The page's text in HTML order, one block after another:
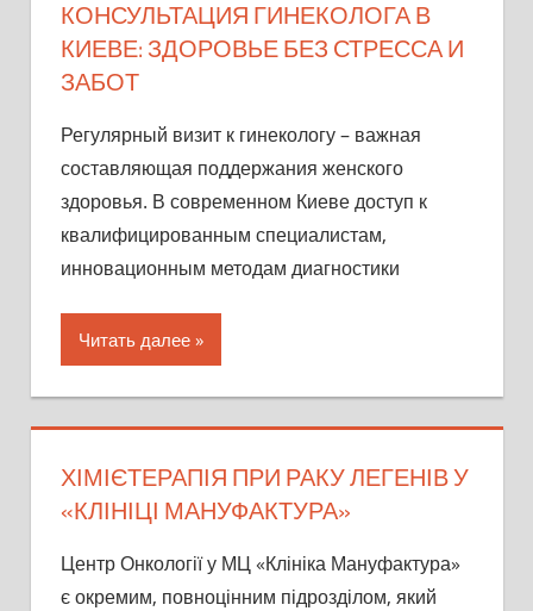
КОНСУЛЬТАЦИЯ ГИНЕКОЛОГА В
КИЕВЕ: ЗДОРОВЬЕ БЕЗ СТРЕССА И
ЗАБОТ
Регулярный визит к гинекологу – важная
составляющая поддержания женского
здоровья. В современном Киеве доступ к
квалифицированным специалистам,
инновационным методам диагностики
Читать далее
ХІМІЄТЕРАПІЯ ПРИ РАКУ ЛЕГЕНІВ У
«КЛІНІЦІ МАНУФАКТУРА»
Центр Онкології у МЦ «Клініка Мануфактура»
є окремим, повноцінним підрозділом, який